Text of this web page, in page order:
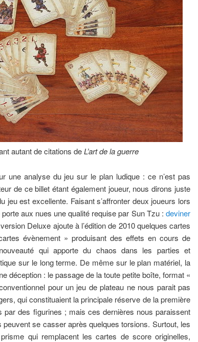
autant de citations deL’art de la guerre
une analyse du jeu sur le plan ludique : ce n’est pas
de ce billet étant également joueur, nous dirons juste
jeu est excellente. Faisant s’affronter deux joueurs lors
aux nues une qualité requise par Sun Tzu : deviner
Deluxe ajoute à l’édition de 2010 quelques cartes
évènement » produisant des effets en cours de
qui apporte du chaos dans les parties et
sur le long terme. De même sur le plan matériel, la
déception : le passage de la toute petite boîte, format «
pour un jeu de plateau ne nous parait pas
qui constituaient la principale réserve de la première
par des figurines ; mais ces dernières nous paraissent
se casser après quelques torsions. Surtout, les
qui remplacent les cartes de score originelles,